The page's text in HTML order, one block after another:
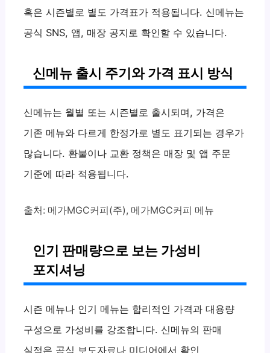
혹은 시즌별로 별도 가격표가 적용됩니다. 신메뉴는
공식 SNS, 앱, 매장 공지로 확인할 수 있습니다.
신메뉴 출시 주기와 가격 표시 방식
신메뉴는 월별 또는 시즌별로 출시되며, 가격은
기존 메뉴와 다르게 한정가로 별도 표기되는 경우가
많습니다. 환불이나 교환 정책은 매장 및 앱 주문
기준에 따라 적용됩니다.
출처: 메가MGC커피(주), 메가MGC커피 메뉴
인기 판매량으로 보는 가성비
포지셔닝
시즌 메뉴나 인기 메뉴는 합리적인 가격과 대용량
구성으로 가성비를 강조합니다. 신메뉴의 판매
실적은 공식 보도자료나 미디어에서 확인